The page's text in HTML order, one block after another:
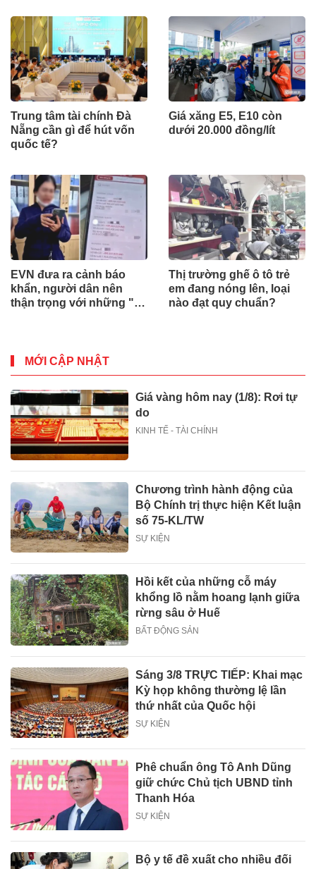
Trung tâm tài chính Đà
Nẵng cần gì để hút vốn
quốc tế?
Giá xăng E5, E10 còn
dưới 20.000 đồng/lít
EVN đưa ra cảnh báo
khẩn, người dân nên
thận trọng với những "tin
Thị trường ghế ô tô trẻ
em đang nóng lên, loại
nào đạt quy chuẩn?
MỚI CẬP NHẬT
Giá vàng hôm nay (1/8): Rơi tự
do
KINH TẾ - TÀI CHÍNH
Chương trình hành động của
Bộ Chính trị thực hiện Kết luận
số 75-KL/TW
SỰ KIỆN
Hồi kết của những cỗ máy
khổng lồ nằm hoang lạnh giữa
rừng sâu ở Huế
BẤT ĐỘNG SẢN
Sáng 3/8 TRỰC TIẾP: Khai mạc
Kỳ họp không thường lệ lần
thứ nhất của Quốc hội
SỰ KIỆN
Phê chuẩn ông Tô Anh Dũng
giữ chức Chủ tịch UBND tỉnh
Thanh Hóa
SỰ KIỆN
Bộ y tế đề xuất cho nhiều đối